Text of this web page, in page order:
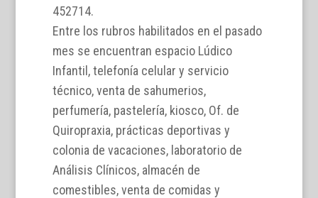
452714.
Entre los rubros habilitados en el pasado
mes se encuentran espacio Lúdico
Infantil, telefonía celular y servicio
técnico, venta de sahumerios,
perfumería, pastelería, kiosco, Of. de
Quiropraxia, prácticas deportivas y
colonia de vacaciones, laboratorio de
Análisis Clínicos, almacén de
comestibles, venta de comidas y